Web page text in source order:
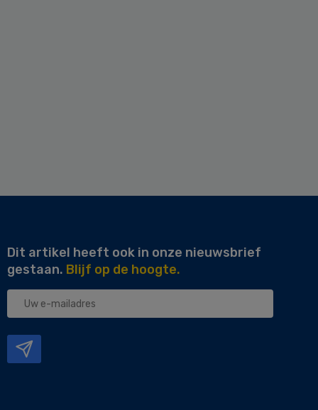
Dit artikel heeft ook in onze nieuwsbrief
gestaan. Blijf op de hoogte.
Uw